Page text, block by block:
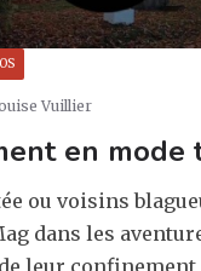
Vuillier
en
ou voisins
dans les